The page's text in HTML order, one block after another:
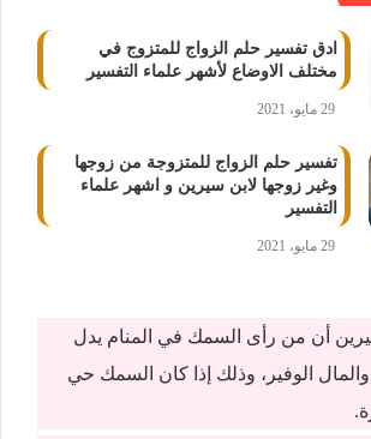
ادق تفسير حلم الزواج للمتزوج في
مختلف الاوضاع لأشهر علماء التفسير
29 مايو، 2021
تفسير حلم الزواج للمتزوجة من زوجها
وغير زوجها لابن سيرين و اشهر علماء
التفسير
29 مايو، 2021
أن من رأى السمك في المنام يدل
الوفير، وذلك إذا كان السمك حي